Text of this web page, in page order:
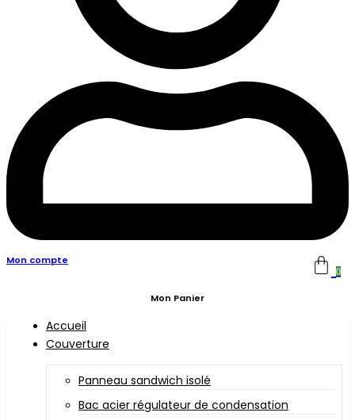
Mon compte
0
Mon Panier
Accueil
Couverture
Panneau sandwich isolé
Bac acier régulateur de condensation